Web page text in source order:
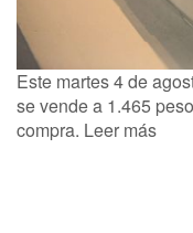
Este martes 4 de
se vende a 1.465
compra. Leer más